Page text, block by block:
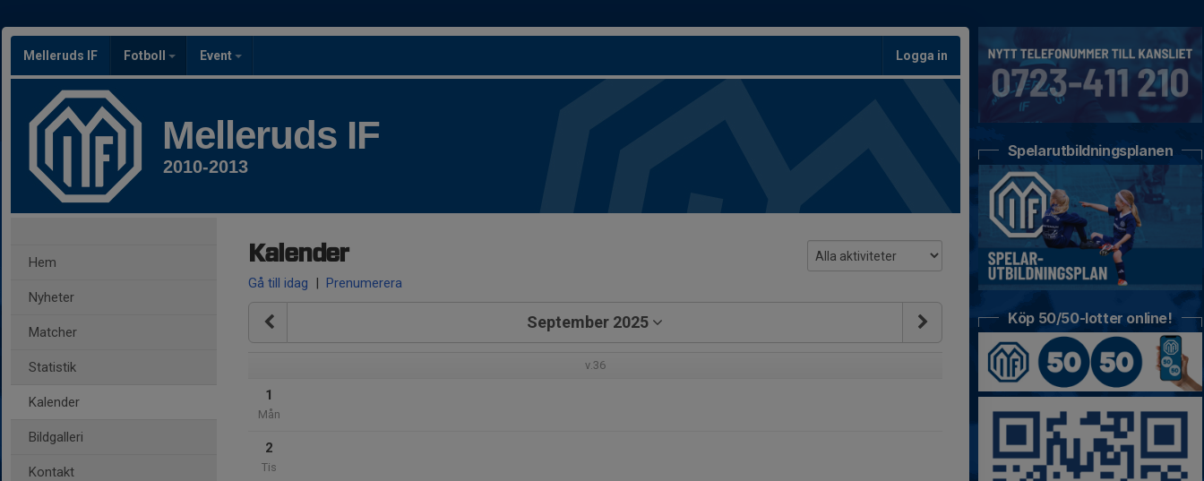
Melleruds IF Fotboll Event Logga in
Melleruds IF
2010-2013
Hem
Nyheter
Matcher
Statistik
Kalender
Bildgalleri
Kontakt
Kalender
Gå till idag | Prenumerera
September 2025
v.36
1
Mån
2
Tis
Spelarutbildningsplanen
Köp 50/50-lotter online!